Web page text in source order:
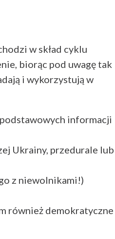
w skład cyklu
biorąc pod uwagę tak
i wykorzystują w
informacji
Ukrainy, przedurale lub
z niewolnikami!)
również demokratyczne